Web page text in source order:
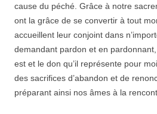
cause du péché. Grâce à notre
ont la grâce de se convertir à tout
accueillent leur conjoint dans
demandant pardon et en
est et le don qu’il représente pour
des sacrifices d’abandon et de
préparant ainsi nos âmes à la